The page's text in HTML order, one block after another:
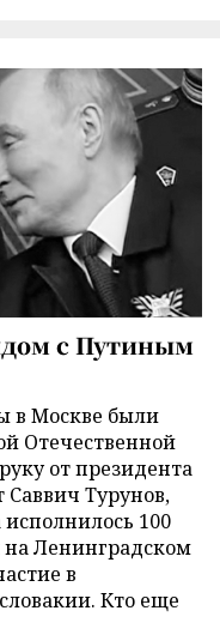
с Путиным
в Москве были
Отечественной
от президента
Турунов,
исполнилось 100
на Ленинградском
в
Кто еще